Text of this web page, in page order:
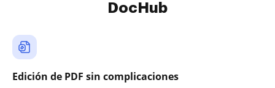
DocHub
Edición de PDF sin complicaciones